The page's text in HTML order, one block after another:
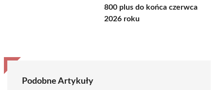
800 plus do końca czerwca
2026 roku
Podobne Artykuły